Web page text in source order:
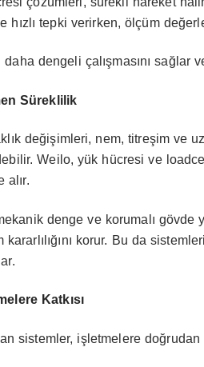
hızlı tepki verirken, ölçüm
daha dengeli çalışmasını
Süreklilik
değişimleri, nem, titreşim ve
Weilo, yük hücresi ve
alır.
denge ve korumalı gövde
korur. Bu da
Katkısı
sistemler, işletmelere